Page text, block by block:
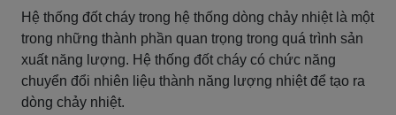
Hệ thống đốt cháy trong hệ thống dòng chảy nhiệt là một
trong những thành phần quan trọng trong quá trình sản
xuất năng lượng. Hệ thống đốt cháy có chức năng
chuyển đổi nhiên liệu thành năng lượng nhiệt để tạo ra
dòng chảy nhiệt.